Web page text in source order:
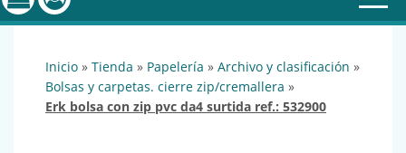
inicio » tienda » papelería » archivo y clasificación »
bolsas y carpetas. cierre zip/cremallera »
erk bolsa con zip pvc da4 surtida ref.: 532900